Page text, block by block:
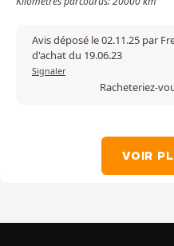
Avis déposé le 02.11.25 par
d'achat du 19.06.23
Signaler
Racheteriez-
VOIR